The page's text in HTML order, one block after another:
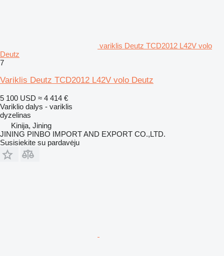
variklis Deutz TCD2012 L42V volo
Deutz
7
Variklis Deutz TCD2012 L42V volo Deutz
5 100 USD ≈ 4 414 €
Variklio dalys - variklis
dyzelinas
Kinija, Jining
JINING PINBO IMPORT AND EXPORT CO.,LTD.
Susisiekite su pardavėju